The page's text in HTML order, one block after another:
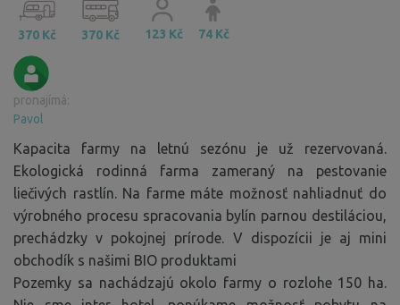
370 Kč 370 Kč 123 Kč 74 Kč
pronajímá:
Pavol
Kapacita farmy na letnú sezónu je už rezervovaná.
Ekologická rodinná farma zameraný na pestovanie
liečivých rastlín. Na farme máte možnosť nahliadnuť do
výrobného procesu spracovania bylín parnou destiláciou,
prechádzky v pokojnej prírode. V dispozícii je aj mini
obchodík s našimi BIO produktami
Pozemky sa nachádzajú okolo farmy o rozlohe 150 ha.